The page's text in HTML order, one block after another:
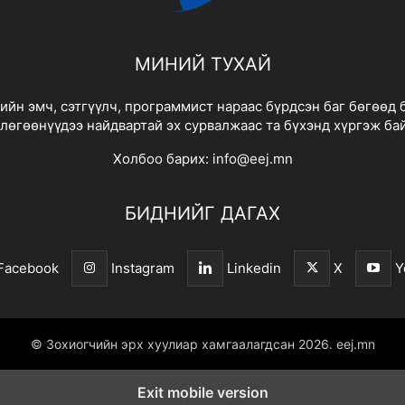
МИНИЙ ТУХАЙ
эмч, сэтгүүлч, программист нараас бүрдсэн баг бөгөөд
найдвартай эх сурвалжаас та бүхэнд хүргэж
Холбоо барих: info@eej.mn
БИДНИЙГ ДАГАХ
Instagram Linkedin X
© Зохиогчийн эрх хуулиар хамгаалагдсан 2026. eej.mn
Exit mobile version